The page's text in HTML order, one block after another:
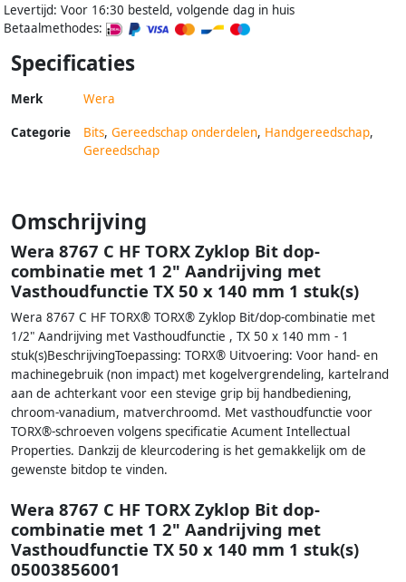
Levertijd: Voor 16:30 besteld, volgende dag in huis
Betaalmethodes:
Specificaties
Merk Wera
Categorie Bits, Gereedschap onderdelen, Handgereedschap,
Gereedschap
Omschrijving
Wera 8767 C HF TORX Zyklop Bit dop-
combinatie met 1 2" Aandrijving met
Vasthoudfunctie TX 50 x 140 mm 1 stuk(s)
Wera 8767 C HF TORX® TORX® Zyklop Bit/dop-combinatie met
1/2" Aandrijving met Vasthoudfunctie , TX 50 x 140 mm - 1
stuk(s)BeschrijvingToepassing: TORX® Uitvoering: Voor hand- en
machinegebruik (non impact) met kogelvergrendeling, kartelrand
aan de achterkant voor een stevige grip bij handbediening,
chroom-vanadium, matverchroomd. Met vasthoudfunctie voor
TORX®-schroeven volgens specificatie Acument Intellectual
Properties. Dankzij de kleurcodering is het gemakkelijk om de
gewenste bitdop te vinden.
Wera 8767 C HF TORX Zyklop Bit dop-
combinatie met 1 2" Aandrijving met
Vasthoudfunctie TX 50 x 140 mm 1 stuk(s)
05003856001